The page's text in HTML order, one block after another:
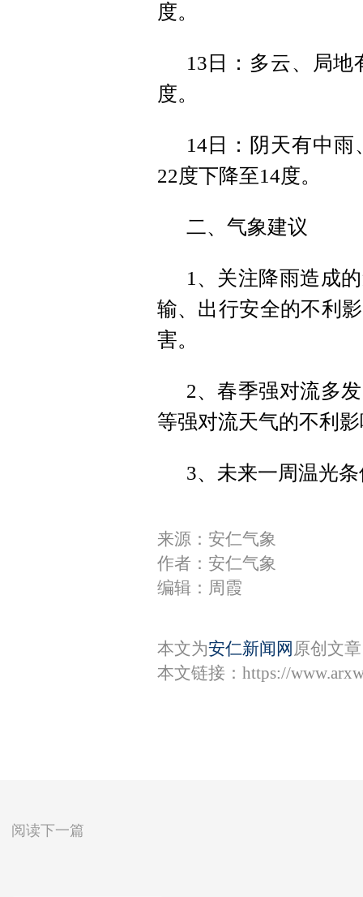
度。
13日：多云、局地
度。
14日：阴天有中
22度下降至14度。
二、气象建议
1、关注降雨造成
输、出行安全的不利
害。
2、春季强对流多
等强对流天气的不利
3、未来一周温光
来源：安仁气象
作者：安仁气象
编辑：周霞
本文为安仁新闻网 原创文
本文链接： https://
阅读下一篇